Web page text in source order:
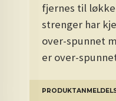
fjernes til
strenger har
over-spunnet
er over-